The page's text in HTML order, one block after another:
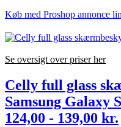
Køb med Proshop annonce
Se oversigt over priser her
Celly full glass
Samsung Galaxy
124,00 - 139,00 kr.